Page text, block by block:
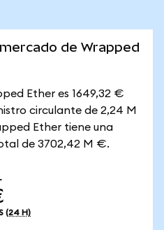
de Wrapped
Ether es 1649,32 €
circulante de 2,24 M
Ether tiene una
de 3702,42 M €.
(24 H)